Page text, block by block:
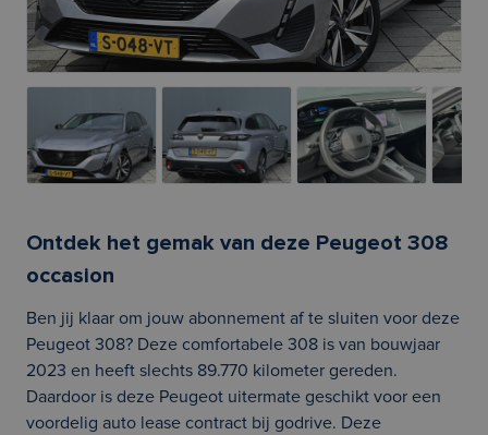
Ontdek het gemak van deze Peugeot 308
occasion
Ben jij klaar om jouw abonnement af te sluiten voor deze
Peugeot 308? Deze comfortabele 308 is van bouwjaar
2023 en heeft slechts 89.770 kilometer gereden.
Daardoor is deze Peugeot uitermate geschikt voor een
voordelig auto lease contract bij godrive. Deze